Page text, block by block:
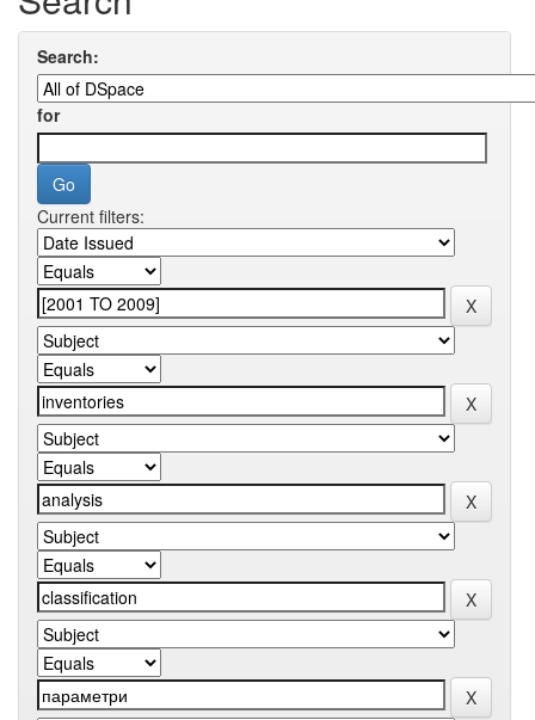
Search:
for
Current filters: